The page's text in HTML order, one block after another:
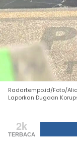
Radartempo.id/Foto/
Laporkan Dugaan
2k
TERBACA